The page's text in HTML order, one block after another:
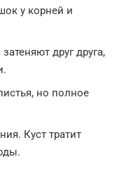
у корней и
друг друга,
но полное
Куст тратит